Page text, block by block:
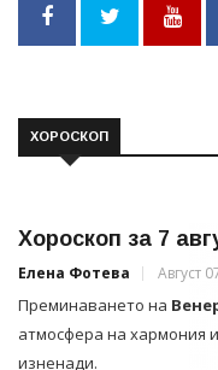
ХОРОСКОП
Хороскоп за 7
Елена Фотева Август
Преминаването на
атмосфера на хармония
изненади.